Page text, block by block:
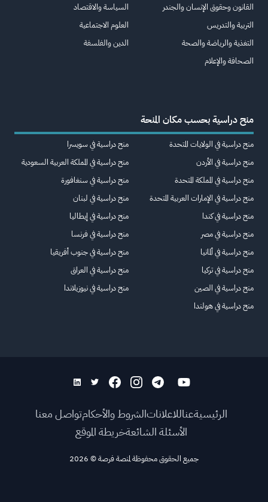
القانون وحقوق الإنسان والجندر
التربية والتدريس
التغذية والرياضة والصحة
الصحافة والإعلام
السياسة والاقتصاد
العلوم الاجتماعية
الدين والفلسفة
منح دراسية بحسب مكان المنحة
منح دراسية في الولايات المتحدة
منح دراسية في الأردن
منح دراسية في المملكة المتحدة
منح دراسية في الإمارات العربية المتحدة
منح دراسية في كندا
منح دراسية في مصر
منح دراسية في ألمانيا
منح دراسية في تركيا
منح دراسية في الصين
منح دراسية في هولندا
منح دراسية في سويسرا
منح دراسية في المملكة العربية السعودية
منح دراسية في سنغافورة
منح دراسية في لبنان
منح دراسية في إيطاليا
منح دراسية في فرنسا
منح دراسية في جنوب أفريقيا
منح دراسية في العراق
منح دراسية في نيوزيلاندا
الرئيسيةعناللاعلاناتالشروط والأحكامتواصل معنا
الأسئلة الشائعةخريطة الموقع
جميع الحقوق محفوظة لمنصة فرصة©
2026